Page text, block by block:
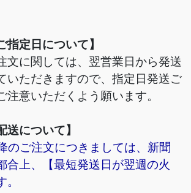
指定日について】
文に関しては、翌営業日から発送
いただきますので、指定日発送ご
注意いただくよう願います。
送について】
のご注文につきましては、新聞
合上、【最短発送日が翌週の火